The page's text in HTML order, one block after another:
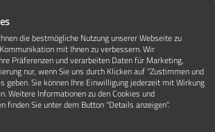
in 24610 Gönnebek
ist Vertrauenssache
die bestmögliche Nutzung unserer Webseite zu
mit Ihnen zu verbessern. Wir
Präferenzen und verarbeiten Daten für Marketing,
nur, wenn Sie uns durch Klicken auf "Zustimmen und
geben. Sie können Ihre Einwilligung jederzeit mit Wirkung
Weitere Informationen zu den Cookies und
finden Sie unter dem Button "Details anzeigen".